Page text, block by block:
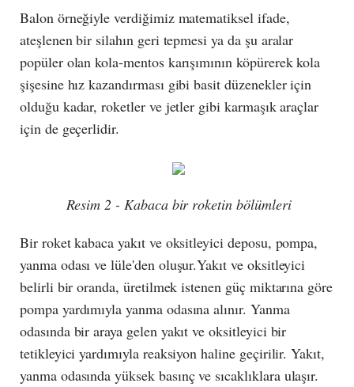
Balon örneğiyle verdiğimiz matematiksel ifade,
ateşlenen bir silahın geri tepmesi ya da şu aralar
popüler olan kola-mentos karışımının köpürerek kola
şişesine hız kazandırması gibi basit düzenekler için
olduğu kadar, roketler ve jetler gibi karmaşık araçlar
için de geçerlidir.
Resim 2 - Kabaca bir roketin bölümleri
Bir roket kabaca yakıt ve oksitleyici deposu, pompa,
yanma odası ve lüle'den oluşur.Yakıt ve oksitleyici
belirli bir oranda, üretilmek istenen güç miktarına göre
pompa yardımıyla yanma odasına alınır. Yanma
odasında bir araya gelen yakıt ve oksitleyici bir
tetikleyici yardımıyla reaksiyon haline geçirilir. Yakıt,
yanma odasında yüksek basınç ve sıcaklıklara ulaşır.